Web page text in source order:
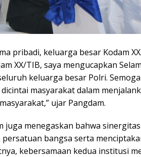
pribadi, keluarga besar Kodam
XX/TIB, saya mengucapkan
keluarga besar Polri.
masyarakat dalam
ujar Pangdam.
juga menegaskan bahwa
persatuan bangsa serta
kebersamaan kedua institusi